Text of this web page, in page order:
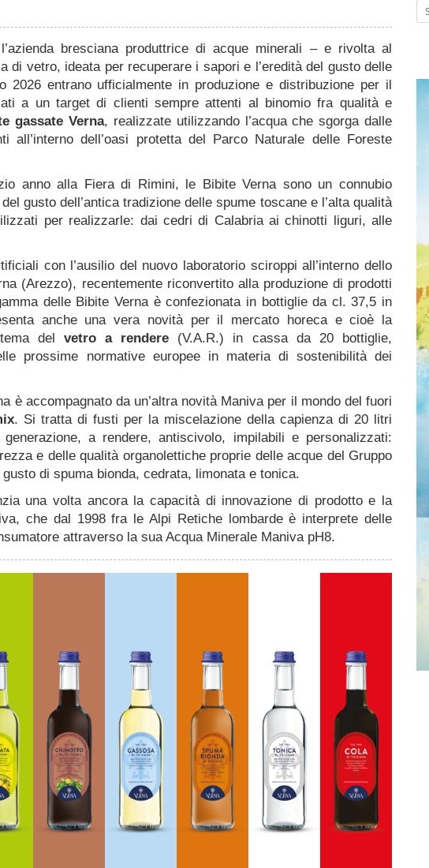
bresciana produttrice di acque minerali – e rivolta al
di vetro, ideata per recuperare i sapori e l’eredità del gusto delle
2026 entrano ufficialmente in produzione e distribuzione per il
a un target di clienti sempre attenti al binomio fra qualità e
gassate Verna, realizzate utilizzando l’acqua che sgorga dalle
all’interno dell’oasi protetta del Parco Naturale delle Foreste
anno alla Fiera di Rimini, le Bibite Verna sono un connubio
gusto dell’antica tradizione delle spume toscane e l’alta qualità
per realizzarle: dai cedri di Calabria ai chinotti liguri, alle
con l’ausilio del nuovo laboratorio sciroppi all’interno dello
(Arezzo), recentemente riconvertito alla produzione di prodotti
delle Bibite Verna è confezionata in bottiglie da cl. 37,5 in
anche una vera novità per il mercato horeca e cioè la
del vetro a rendere (V.A.R.) in cassa da 20 bottiglie,
prossime normative europee in materia di sostenibilità dei
è accompagnato da un’altra novità Maniva per il mondo del fuori
. Si tratta di fusti per la miscelazione della capienza di 20 litri
a rendere, antiscivolo, impilabili e personalizzati:
e delle qualità organolettiche proprie delle acque del Gruppo
di spuma bionda, cedrata, limonata e tonica.
una volta ancora la capacità di innovazione di prodotto e la
che dal 1998 fra le Alpi Retiche lombarde è interprete delle
attraverso la sua Acqua Minerale Maniva pH8.